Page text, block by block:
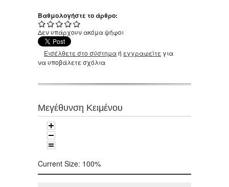
Βαθμολογήστε το άρθρο:
Δεν υπάρχουν ακόμα ψήφοι
Εισέλθετε στο σύστημαή εγγραφείτε για
να υποβάλετε σχόλια
Μεγέθυνση Κειμένου
Current Size: 100%